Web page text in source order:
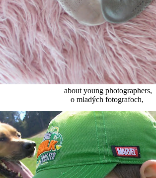
about young photographers,
o mladých fotografoch,